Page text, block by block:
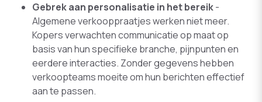
Gebrek aan personalisatie in het bereik-
Algemene verkooppraatjes werken niet meer.
Kopers verwachten communicatie op maat op
basis van hun specifieke branche, pijnpunten en
eerdere interacties. Zonder gegevens hebben
verkoopteams moeite om hun berichten effectief
aan te passen.